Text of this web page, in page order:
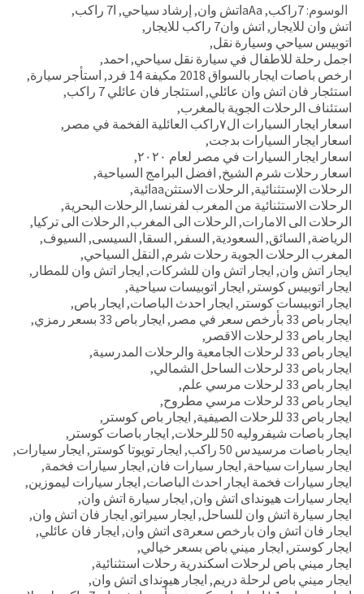
الوسوم: 7راكب , aAaاتش وان , إرشاد سياحي, ا7 راكب
,
اتش وان للايجار , اتش وان7 راكب للايجار
,
اتوبيس سياحي وسيارة نقل,
اجمل رحلة للاطفال في سيارة نقل سياحي, احمد,
ارخص باصات ايجار بالسواق 2018 مكيفة 14 فرد
, استأجر سيارة,
استئجار فان اتش وان عائلي, استئجار فان عائلي 7 راكب
,
استئناف الرحلات الجوية بالمغرب,
اسعار ايجار السيارات ال٧راكب العائلية الفخمة في مصر
,
اسعار ايجار السيارات بدجت,
اسعار ايجار السيارات في مصر لعام ٢٠٢٠
,
اسعار رحلات شرم الشيخ, افضل البرامج السياحية,
الرحلات الإستثنائية, الرحلات الاستثنaaائية
,
الرحلات الاستثنائية من المغرب لفرنسا, الرحلات البحرية,
الرحلات الى الامارات, الرحلات الى المغرب, الرحلات الى تركيا,
الرياضة, السائق, السعودية, السفر , السقا, السيسى, السيوف,
المغرب الرحلات الجوية رحلات شرم, النقل السياحي,
ايجار اتش وان, ايجار اتش وان للشركات, ايجار اتش وان للمطار ,
ايجار اتوبيس كوستر , ايجار اتوبيسات سياحية,
ايجار اتوبيسات كوستر , ايجار احدث الباصات, ايجار باص,
ايجار باص 33 بأرخص سعر في مصر
, ايجار باص 33 بسعر رمزي
,
ايجار باص 33 لرحلات الاقصر
,
ايجار باص 33 لرحلات الجامعية والرحلات المدرسية
,
ايجار باص 33 لرحلات الساحل الشمالي
,
ايجار باص 33 لرحلات مرسي علم
,
ايجار باص 33 لرحلات مرسي مطروح
,
ايجار باص 33 للرحلات الصيفية
, ايجار باص كوستر ,
ايجار باصات شيفروليه 50 للرحلات
, ايجار باصات كوستر ,
ايجار باصات مرسيدس 50 راكب
, ايجار تويوتا كوستر , ايجار سيارات,
ايجار سيارات سياحة, ايجار سيارات فان, ايجار سيارات فخمة,
ايجار سيارات فخمة ايجار احدث الباصات, ايجار سيارات ليموزين,
ايجار سيارات هيونداى اتش وان, ايجار سيارة اتش وان,
ايجار سيارة اتش وان للساحل, ايجار سيراتو, ايجار فان اتش وان,
ايجار فان اتش وان بارخص سعرaى اتش وان
, ايجار فان عائلي,
ايجار كوستر , ايجار ميني باص بسعر خيالي,
ايجار ميني باص لرحلات اسكندرية رحلات استثنائية,
ايجار ميني باص لرحلة دريم, ايجار هيونداى اتش وان,